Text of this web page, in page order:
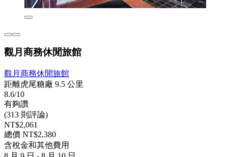
觀月商務休閒旅館
觀月商務休閒旅館
距離虎尾糖廠 9.5 公里
8.6/10
有夠讚
(313 則評論)
NT$2,061
總價 NT$2,380
含稅金和其他費用